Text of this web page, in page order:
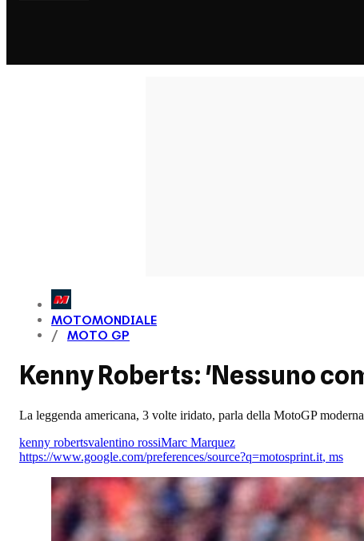
MOTOMONDIALE
MOTO GP
Kenny Roberts: 'Nessuno
La leggenda americana, 3 volte iridato, parla della MotoGP
kenny robertsvalentino rossiMarc Marquez
https://www.google.com/preferences/source?q=motosprint.it, ms